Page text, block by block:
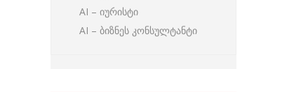
AI – იურისტი
AI – ბიზნეს კონსულტანტი